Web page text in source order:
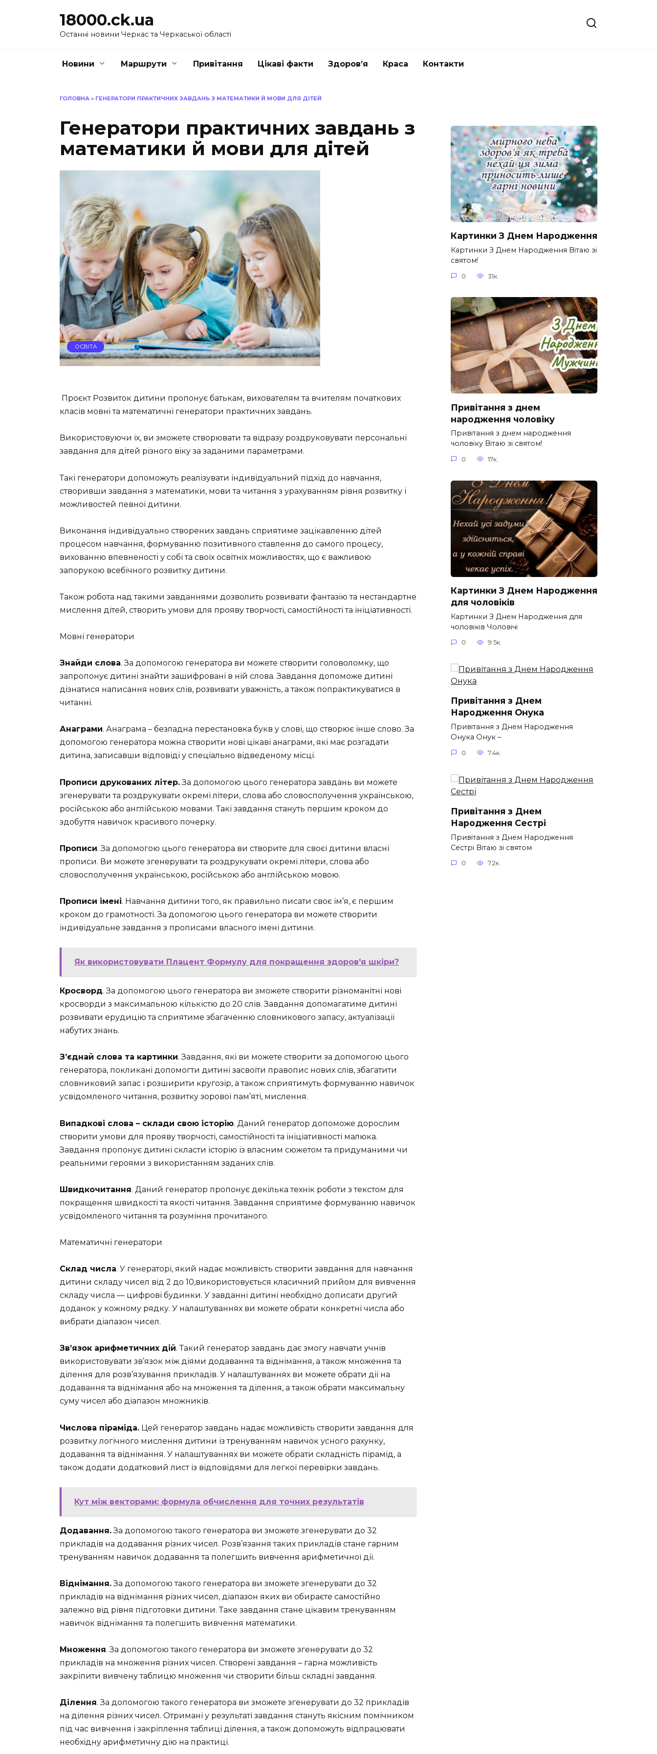
18000.ck.ua
Останні новини Черкас та Черкаської області
Новини Маршрути Привітання Цікаві факти Здоров’я Краса Контакти
ГОЛОВНА » ГЕНЕРАТОРИ ПРАКТИЧНИХ ЗАВДАНЬ З МАТЕМАТИКИ Й МОВИ ДЛЯ ДІТЕЙ
Генератори практичних завдань з
математики й мови для дітей
ОСВІТА
Проєкт Розвиток дитини пропонує батькам, вихователям та вчителям початкових
класів мовні та математичні генератори практичних завдань.
Використовуючи їх, ви зможете створювати та відразу роздруковувати персональні
завдання для дітей різного віку за заданими параметрами.
Такі генератори допоможуть реалізувати індивідуальний підхід до навчання,
створивши завдання з математики, мови та читання з урахуванням рівня розвитку і
можливостей певної дитини.
Виконання індивідуально створених завдань сприятиме зацікавленню дітей
процесом навчання, формуванню позитивного ставлення до самого процесу,
вихованню впевненості у собі та своїх освітніх можливостях, що є важливою
запорукою всебічного розвитку дитини.
Також робота над такими завданнями дозволить розвивати фантазію та нестандартне
мислення дітей, створить умови для прояву творчості, самостійності та ініціативності.
Мовні генератори
Знайди слова. За допомогою генератора ви можете створити головоломку, що
запропонує дитині знайти зашифровані в ній слова. Завдання допоможе дитині
дізнатися написання нових слів, розвивати уважність, а також попрактикуватися в
читанні.
Анаграми. Анаграма – безладна перестановка букв у слові, що створює інше слово. За
допомогою генератора можна створити нові цікаві анаграми, які має розгадати
дитина, записавши відповіді у спеціально відведеному місці.
Прописи друкованих літер.За допомогою цього генератора завдань ви можете
згенерувати та роздрукувати окремі літери, слова або словосполучення українською,
російською або англійською мовами. Такі завдання стануть першим кроком до
здобуття навичок красивого почерку.
Прописи. За допомогою цього генератора ви створите для своєї дитини власні
прописи. Ви можете згенерувати та роздрукувати окремі літери, слова або
словосполучення українською, російською або англійською мовою.
Прописи імені. Навчання дитини того, як правильно писати своє ім’я, є першим
кроком до грамотності. За допомогою цього генератора ви можете створити
індивідуальне завдання з прописами власного імені дитини.
Як використовувати Плацент Формулу для покращення здоров'я шкіри?
Кросворд. За допомогою цього генератора ви зможете створити різноманітні нові
кросворди з максимальною кількістю до 20 слів. Завдання допомагатиме дитині
розвивати ерудицію та сприятиме збагаченню словникового запасу, актуалізації
набутих знань.
З’єднай слова та картинки. Завдання, які ви можете створити за допомогою цього
генератора, покликані допомогти дитині засвоїти правопис нових слів, збагатити
словниковий запас і розширити кругозір, а також сприятимуть формуванню навичок
усвідомленого читання, розвитку зорової пам’яті, мислення.
Випадкові слова – склади свою історію. Даний генератор допоможе дорослим
створити умови для прояву творчості, самостійності та ініціативності малюка.
Завдання пропонує дитині скласти історію із власним сюжетом та придуманими чи
реальними героями з використанням заданих слів.
Швидкочитання. Даний генератор пропонує декілька технік роботи з текстом для
покращення швидкості та якості читання. Завдання сприятиме формуванню навичок
усвідомленого читання та розуміння прочитаного.
Математичні генератори
Склад числа. У генераторі, який надає можливість створити завдання для навчання
дитини складу чисел від 2 до 10,використовується класичний прийом для вивчення
складу числа — цифрові будинки. У завданні дитині необхідно дописати другий
доданок у кожному рядку. У налаштуваннях ви можете обрати конкретні числа або
вибрати діапазон чисел.
Зв’язок арифметичних дій. Такий генератор завдань дає змогу навчати учнів
використовувати зв’язок між діями додавання та віднімання, а також множення та
ділення для розв’язування прикладів. У налаштуваннях ви можете обрати дії на
додавання та віднімання або на множення та ділення, а також обрати максимальну
суму чисел або діапазон множників.
Числова піраміда. Цей генератор завдань надає можливість створити завдання для
розвитку логічного мислення дитини із тренуванням навичок усного рахунку,
додавання та віднімання. У налаштуваннях ви можете обрати складність пірамід, а
також додати додатковий лист із відповідями для легкої перевірки завдань.
Кут між векторами: формула обчислення для точних результатів
Додавання.За допомогою такого генератора ви зможете згенерувати до 32
прикладів на додавання різних чисел. Розв’язання таких прикладів стане гарним
тренуванням навичок додавання та полегшить вивчення арифметичної дії.
Віднімання.За допомогою такого генератора ви зможете згенерувати до 32
прикладів на віднімання різних чисел, діапазон яких ви обираєте самостійно
залежно від рівня підготовки дитини. Таке завдання стане цікавим тренуванням
навичок віднімання та полегшить вивчення математики.
Множення. За допомогою такого генератора ви зможете згенерувати до 32
прикладів на множення різних чисел. Створені завдання – гарна можливість
закріпити вивчену таблицю множення чи створити більш складні завдання.
Ділення. За допомогою такого генератора ви зможете згенерувати до 32 прикладів
на ділення різних чисел. Отримані у результаті завдання стануть якісним помічником
під час вивчення і закріплення таблиці ділення, а також допоможуть відпрацювати
необхідну арифметичну дію на практиці.
Картинки З Днем Народження
Картинки З Днем Народження Вітаю зі
святом!
0 31к.
Привітання з днем
народження чоловіку
Привітання з днем народження
чоловіку Вітаю зі святом!
0 17к.
Картинки З Днем Народження
для чоловіків​
Картинки З Днем Народження для
чоловіків​ Чоловічі
0 9.5к.
Привітання з Днем
Народження Онука
Привітання з Днем Народження
Онука Онук –
0 7.4к.
Привітання з Днем
Народження Сестрі
Привітання з Днем Народження
Сестрі Вітаю зі святом
0 7.2к.